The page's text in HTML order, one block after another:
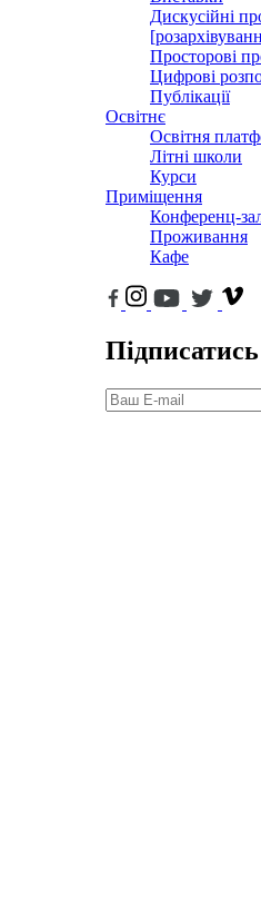
Дискусійні
Просторові
Цифрові
Публікації
Освітнє
Освітня
Літні школи
Курси
Приміщення
Конференц-
Проживання
Кафе